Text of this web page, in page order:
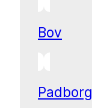
Bov
Padborg